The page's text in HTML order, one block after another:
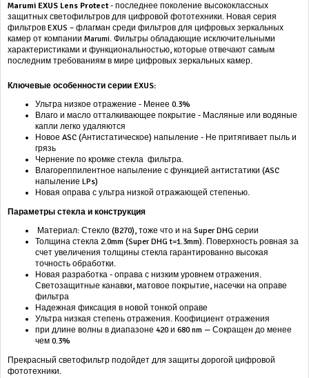
Marumi EXUS Lens Protect- последнее поколение высококлассных
защитных светофильтров для цифровой фототехники. Новая серия
фильтров EXUS – флагман среди фильтров для цифровых зеркальных
камер от компании Marumi. Фильтры обладающие исключительными
характеристиками и функциональностью, которые отвечают самым
последним требованиям в мире цифровых зеркальных камер.
Ключевые особенности серии EXUS:
Ультра низкое отражение - Менее 0.3%
Влаго и масло отталкивающее покрытие - Масляные или водяные
капли легко удаляются
Новое ASC (Антистатическое) напыление - Не притягивает пыль и
грязь
Чернение по кромке стекла фильтра.
Влагореппилентное напыление с функцией антистатики (ASC
напыление LPs)
Новая оправа с ультра низкой отражающей степенью.
Параметры стекла и конструкция
Материал: Стекло (B270), тоже что и на Super DHG серии
Толщина стекла 2.0mm (Super DHG t=1.3mm). Поверхность ровная за
счет увеличения толщины стекла гарантированно высокая
точность обработки.
Новая разработка - оправа с низким уровнем отражения.
Светозащитные канавки, матовое покрытие, насечки на оправе
фильтра
Надежная фиксация в новой тонкой оправе
Ультра низкая степень отражения. Коофициент отражения
при длине волны в диапазоне 420 и 680 nm — Сокращен до менее
чем 0.3%
Прекрасный светофильтр подойдет для защиты дорогой цифровой
фототехники.